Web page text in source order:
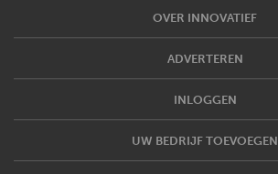
OVER INNOVATIEF
ADVERTEREN
INLOGGEN
UW BEDRIJF TOEVOEGEN